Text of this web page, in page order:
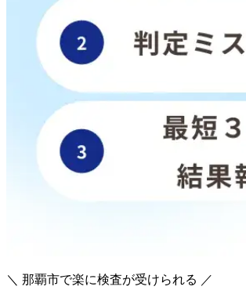
＼ 那覇市で楽に検査が受けられる ／